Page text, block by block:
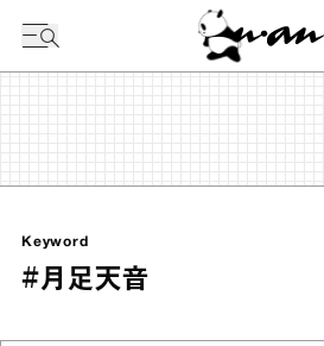
Keyword
#月足天音